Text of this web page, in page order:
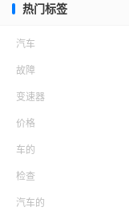
脚向后勾。上身平
6. mini拉花有自
蒸汽管里总是会存
2. 把喷嘴放
热门标签
汽车
故障
变速器
价格
车的
检查
汽车的